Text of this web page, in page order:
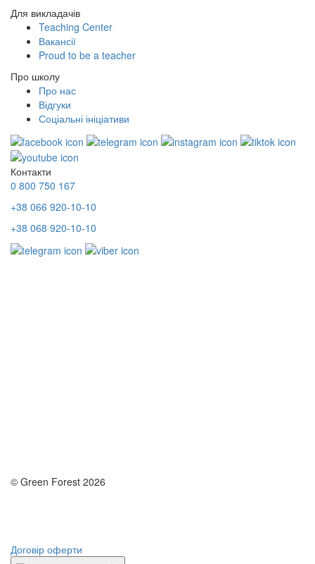
Для викладачів
Teaching Center
Вакансії
Proud to be a teacher
Про школу
Про нас
Відгуки
Соціальні ініціативи
Контакти
0 800 750 167
+38 066 920-10-10
+38 068 920-10-10
© Green Forest 2026
Договір оферти